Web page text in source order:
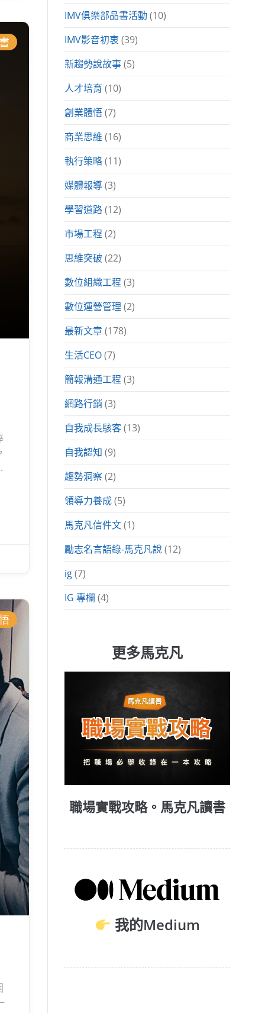
IMV俱樂部品書活動 (10)
IMV影音初衷 (39)
新趨勢說故事 (5)
人才培育 (10)
創業體悟 (7)
商業思維 (16)
執行策略 (11)
媒體報導 (3)
學習道路 (12)
市場工程 (2)
思維突破 (22)
數位組織工程 (3)
數位運營管理 (2)
最新文章 (178)
生活CEO (7)
簡報溝通工程 (3)
網路行銷 (3)
自我成長駭客 (13)
自我認知 (9)
趨勢洞察 (2)
領導力養成 (5)
馬克凡信件文 (1)
勵志名言語錄-馬克凡說 (12)
ig (7)
IG 專欄 (4)
更多馬克凡
職場實戰攻略。馬克凡讀書
我的Medium